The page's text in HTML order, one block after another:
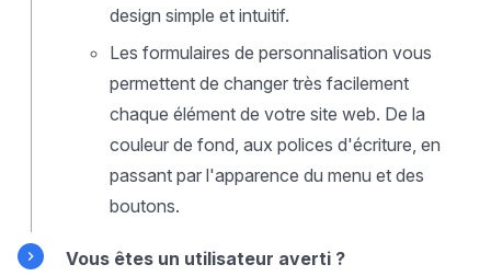
design simple et intuitif.
Les formulaires de personnalisation vous
permettent de changer très facilement
chaque élément de votre site web. De la
couleur de fond, aux polices d'écriture, en
passant par l'apparence du menu et des
boutons.
Vous êtes un utilisateur averti ?